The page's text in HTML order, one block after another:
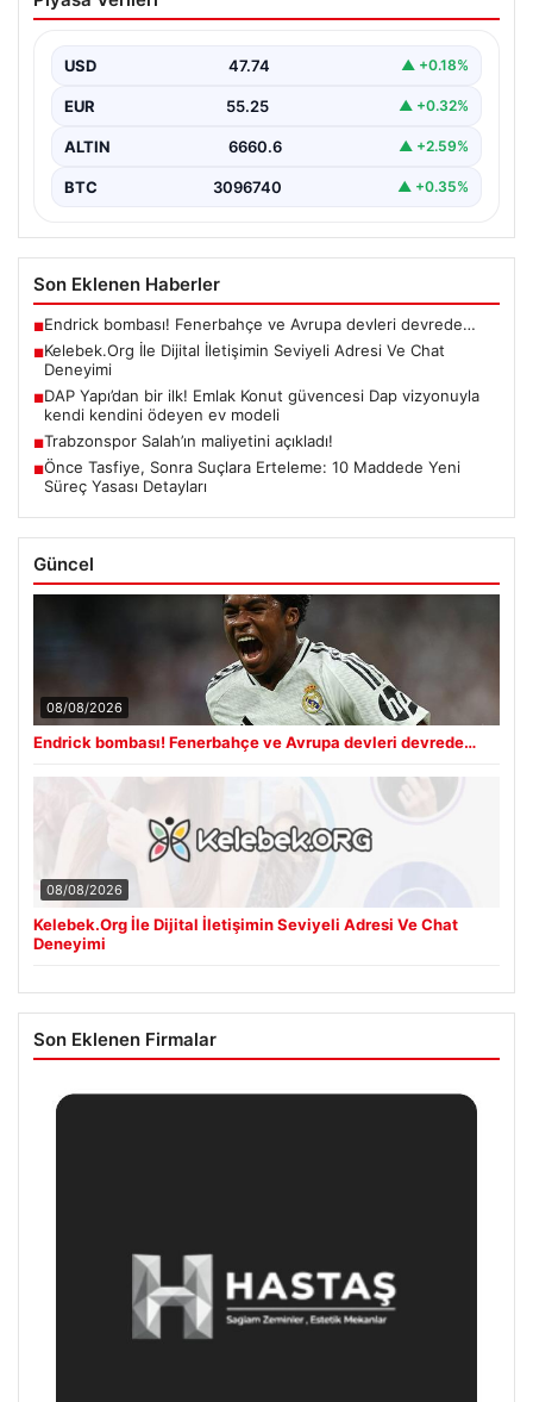
Adresi Ve Chat Deneyimi
iletişim oluşturması ciddi bir değer barındırmaktadır.
Halen birçok…
USD 47.74 ▲ +0.18%
EUR 55.25 ▲ +0.32%
ALTIN 6660.6 ▲ +2.59%
BTC 3096740 ▲ +0.35%
Son Eklenen Haberler
■Endrick bombası! Fenerbahçe ve Avrupa devleri devrede…
■Kelebek.Org İle Dijital İletişimin Seviyeli Adresi Ve Chat
Deneyimi
■DAP Yapı’dan bir ilk! Emlak Konut güvencesi Dap vizyonuyla
kendi kendini ödeyen ev modeli
■Trabzonspor Salah’ın maliyetini açıkladı!
■Önce Tasfiye, Sonra Suçlara Erteleme: 10 Maddede Yeni
Süreç Yasası Detayları
Güncel
08/08/2026
Endrick bombası! Fenerbahçe ve Avrupa devleri devrede…
08/08/2026
Kelebek.Org İle Dijital İletişimin Seviyeli Adresi Ve Chat
Deneyimi
Son Eklenen Firmalar